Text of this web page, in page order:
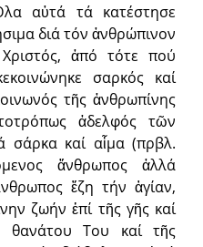
αὐτά τά κατέστησε
διά τόν ἀνθρώπινον
ἀπό τότε πού
σαρκός καί
τῆς ἀνθρωπίνης
ἀδελφός τῶν
σάρκα καί αἷμα (πρβλ.
ἄνθρωπος ἀλλά
ἔζη τήν ἁγίαν,
ζωήν ἐπί τῆς γῆς καί
Του καί τῆς